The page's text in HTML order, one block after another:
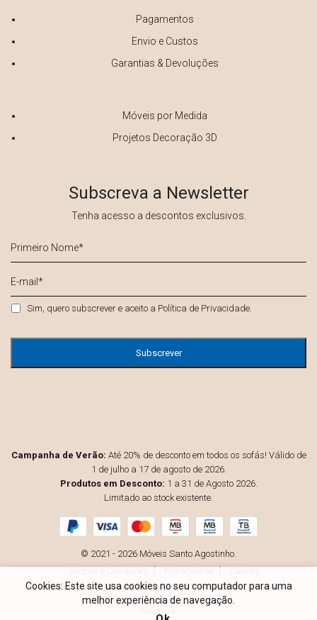
Pagamentos
Envio e Custos
Garantias & Devoluções
Móveis por Medida
Projetos Decoração 3D
Subscreva a Newsletter
Tenha acesso a descontos exclusivos.
Nome
*
mail
Privacidade *
Sim, quero subscrever e aceito a Política de Privacidade.
Campanha de Verão: Até 20% de desconto em todos os sofás! Válido de
1 de julho a 17 de agosto de 2026.
Produtos em Desconto: 1 a 31 de Agosto 2026.
Limitado ao stock existente.
© 2021 - 2026 Móveis Santo Agostinho.
Resolução Alternativa de Litígios
Livro de Reclamações
Cookies: Este site usa cookies no seu computador para uma
melhor experiência de navegação.